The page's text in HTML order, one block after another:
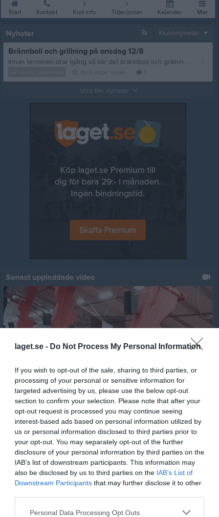
laget.se - Do Not Process My Personal Information
If you wish to opt-out of the sale, sharing to third parties, or
processing of your personal or sensitive information for
targeted advertising by us, please use the below opt-out
section to confirm your selection. Please note that after your
opt-out request is processed you may continue seeing
interest-based ads based on personal information utilized by
us or personal information disclosed to third parties prior to
your opt-out. You may separately opt-out of the further
disclosure of your personal information by third parties on the
IAB’s list of downstream participants. This information may
also be disclosed by us to third parties on the IAB’s List of
Downstream Participants that may further disclose it to other
Personal Data Processing Opt Outs
Start Kontakt Kort info Tider/priser Kalender Mer
Nyheter Klubbnyheter
Brännboll och grillning på onsdag 12/8
Innan terminen drar igång så blir det brännboll och grillning, vi sammlas på onsdag 12/8 vid Storan 18:00. Frågor eller matpreferenser? Mejla: styrelsen@gfidrottjudoklubb.se /tränarna
Visa fler nyheter
Senast uppladdade video
Jumpyard 2019 - 11
Senast uppdaterade album
Familjeträning 8/10-2022
6 bilder
Tidigare tävlingar Kommande tävlingar